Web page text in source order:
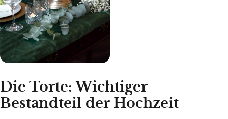
Die Torte: Wichtiger
Bestandteil der Hochzeit